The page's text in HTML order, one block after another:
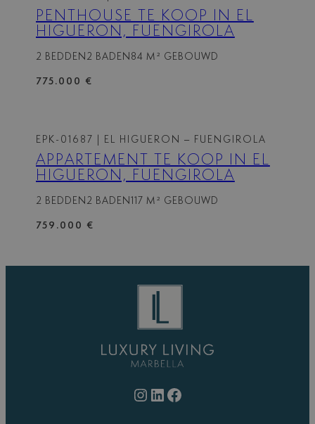
PENTHOUSE TE KOOP IN EL
HIGUERON, FUENGIROLA
2 BEDDEN 2 BADEN 84 M² GEBOUWD
775.000 €
EPK-01687 | EL HIGUERON – FUENGIROLA
APPARTEMENT TE KOOP IN EL
HIGUERON, FUENGIROLA
2 BEDDEN 2 BADEN 117 M² GEBOUWD
759.000 €
Instagram LinkedIn Facebook